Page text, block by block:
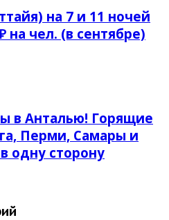
на 7 и 11 ночей
на чел. (в сентябре)
в Анталью! Горящие
Перми, Самары и
одну сторону